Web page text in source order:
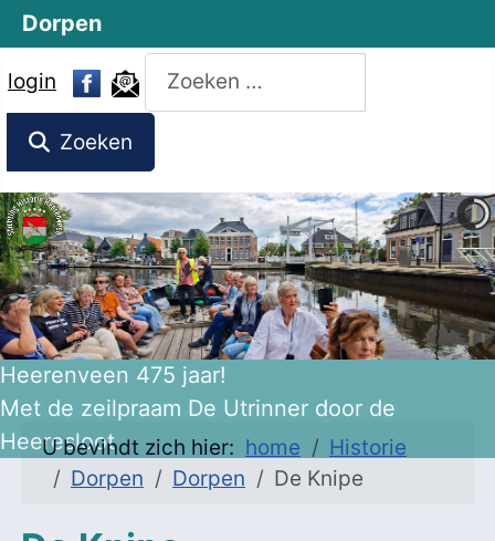
login
Zoeken
Zoeken
Heerenveen 475 jaar!
Met de zeilpraam De Utrinner door de
Heeresloot
U bevindt zich hier: home
Historie
Dorpen
Dorpen De Knipe
Dorpen